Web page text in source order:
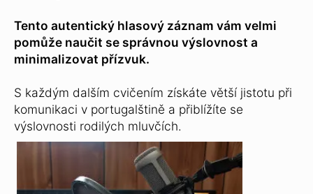
Tento autentický hlasový záznam vám velmi
pomůže naučit se správnou výslovnost a
minimalizovat přízvuk.
S každým dalším cvičením získáte větší jistotu při
komunikaci v portugalštině a přiblížíte se
výslovnosti rodilých mluvčích.